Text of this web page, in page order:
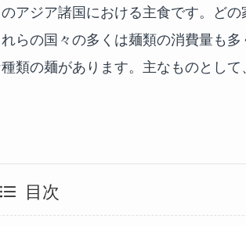
アジア諸国における主食です。ど
らの国々の多くは麺類の消費量も
類の麺があります。主なものとし
目次